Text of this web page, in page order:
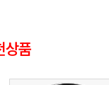
상품